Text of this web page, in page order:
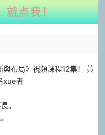
布局》視頻課程12集！ 黃
xue者
。